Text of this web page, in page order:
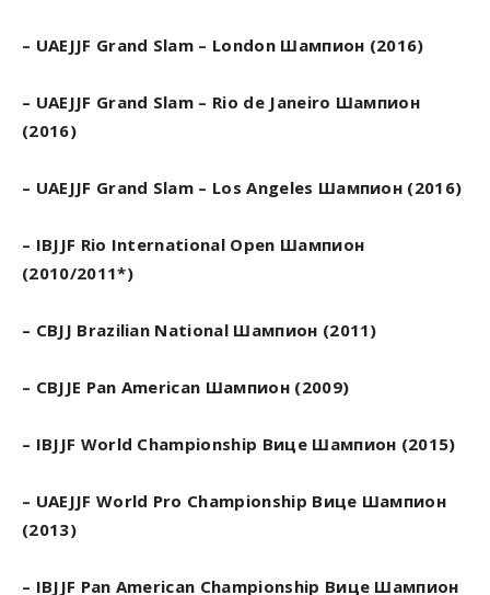
– UAEJJF Grand Slam – London Шампион (2016)
– UAEJJF Grand Slam – Rio de Janeiro Шампион
(2016)
– UAEJJF Grand Slam – Los Angeles Шампион (2016)
– IBJJF Rio International Open Шампион
(2010/2011*)
– CBJJ Brazilian National Шампион (2011)
– CBJJE Pan American Шампион (2009)
– IBJJF World Championship Вице Шампион (2015)
– UAEJJF World Pro Championship Вице Шампион
(2013)
– IBJJF Pan American Championship Вице Шампион